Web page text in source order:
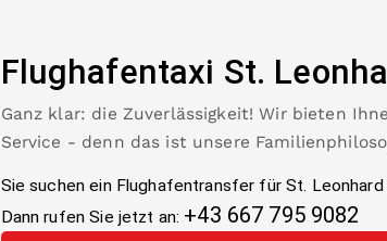
Flughafentaxi St.
Ganz klar: die Zuverlässigkeit! Wir bieten
Service - denn das ist unsere
Sie suchen ein Flughafentransfer für St.
Dann rufen Sie jetzt an: +43 667 795 9082